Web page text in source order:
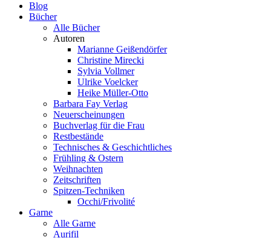
Blog
Bücher
Alle Bücher
Autoren
Marianne Geißendörfer
Christine Mirecki
Sylvia Vollmer
Ulrike Voelcker
Heike Müller-Otto
Barbara Fay Verlag
Neuerscheinungen
Buchverlag für die Frau
Restbestände
Technisches & Geschichtliches
Frühling & Ostern
Weihnachten
Zeitschriften
Spitzen-Techniken
Occhi/Frivolité
Garne
Alle Garne
Aurifil